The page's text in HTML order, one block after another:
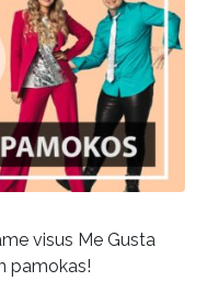
visus Me Gusta
pamokas!